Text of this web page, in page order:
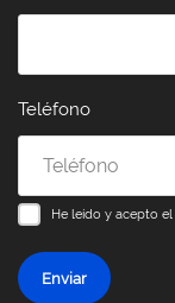
Teléfono
He leído y acepto el
Enviar